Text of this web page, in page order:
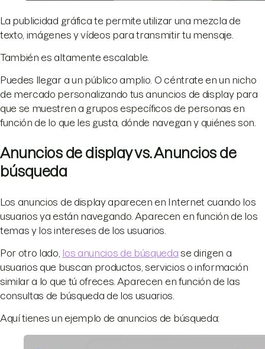
La publicidad gráfica te permite utilizar una mezcla de
texto, imágenes y vídeos para transmitir tu mensaje.
También es altamente escalable.
Puedes llegar a un público amplio. O céntrate en un nicho
de mercado personalizando tus anuncios de display para
que se muestren a grupos específicos de personas en
función de lo que les gusta, dónde navegan y quiénes son.
Anuncios de display vs. Anuncios de
búsqueda
Los anuncios de display aparecen en Internet cuando los
usuarios ya están navegando. Aparecen en función de los
temas y los intereses de los usuarios.
Por otro lado, los anuncios de búsqueda se dirigen a
usuarios que buscan productos, servicios o información
similar a lo que tú ofreces. Aparecen en función de las
consultas de búsqueda de los usuarios.
Aquí tienes un ejemplo de anuncios de búsqueda: